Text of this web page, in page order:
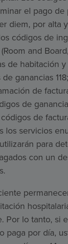
el pago de
diem, por alta
códigos de
and
de habitación
ganancias
de
de
de
los servicios
para
con un
Por lo tanto, si
paga por día,